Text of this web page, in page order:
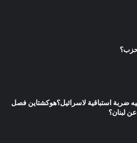
ضربة استباقية لاسرائيل؟هوكشتاين فصل
لبنان؟